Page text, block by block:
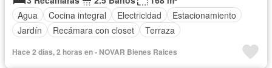
Agua
Cocina integral Electricidad
Estacionamiento
Jardín
Recámara con closet Terraza
Hace 2 días, 2 horas en - NOVAR Bienes Raices